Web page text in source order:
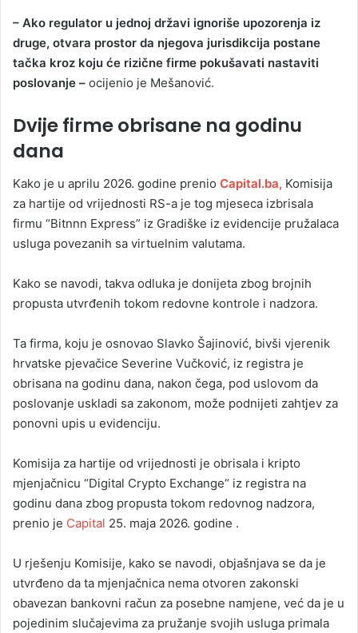
– Ako regulator u jednoj državi ignoriše upozorenja iz
druge, otvara prostor da njegova jurisdikcija postane
tačka kroz koju će rizične firme pokušavati nastaviti
poslovanje – ocijenio je Mešanović.
Dvije firme obrisane na godinu
dana
Kako je u aprilu 2026. godine prenio Capital.ba, Komisija
za hartije od vrijednosti RS-a je tog mjeseca izbrisala
firmu “Bitnnn Express” iz Gradiške iz evidencije pružalaca
usluga povezanih sa virtuelnim valutama.
Kako se navodi, takva odluka je donijeta zbog brojnih
propusta utvrđenih tokom redovne kontrole i nadzora.
Ta firma, koju je osnovao Slavko Šajinović, bivši vjerenik
hrvatske pjevačice Severine Vučković, iz registra je
obrisana na godinu dana, nakon čega, pod uslovom da
poslovanje uskladi sa zakonom, može podnijeti zahtjev za
ponovni upis u evidenciju.
Komisija za hartije od vrijednosti je obrisala i kripto
mjenjačnicu “Digital Crypto Exchange“ iz registra na
godinu dana zbog propusta tokom redovnog nadzora,
prenio je Capital 25. maja 2026. godine .
U rješenju Komisije, kako se navodi, objašnjava se da je
utvrđeno da ta mjenjačnica nema otvoren zakonski
obavezan bankovni račun za posebne namjene, već da je u
pojedinim slučajevima za pružanje svojih usluga primala